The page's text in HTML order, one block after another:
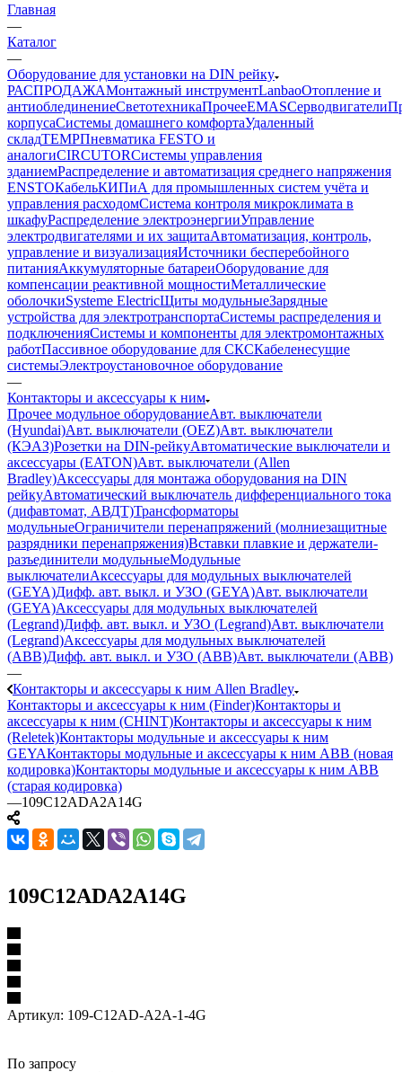
Главная
—
Каталог
—
Оборудование для установки на DIN рейку
РАСПРОДАЖАМонтажный инструментLanbaoОтопление и
антиоблединениеСветотехникаПрочееEMASCерводвигатели
корпусаСистемы домашнего комфортаУдаленный
складTEMPПневматика FESTO и
аналогиCIRCUTORСистемы управления
зданиемРаспределение и автоматизация среднего напряжения
ENSTOКабельКИПиА для промышленных систем учёта и
управления расходомСистема контроля микроклимата в
шкафуРаспределение электроэнергииУправление
электродвигателями и их защитаАвтоматизация, контроль,
управление и визуализацияИсточники бесперебойного
питанияАккумуляторные батареиОборудование для
компенсации реактивной мощностиМеталлические
оболочкиSysteme ElectricЩиты модульныеЗарядные
устройства для электротранспортаСистемы распределения и
подключенияСистемы и компоненты для электромонтажных
работПассивное оборудование для СКСКабеленесущие
системыЭлектроустановочное оборудование
—
Контакторы и аксессуары к ним
Прочее модульное оборудованиеАвт. выключатели
(Hyundai)Авт. выключатели (OEZ)Авт. выключатели
(КЭАЗ)Розетки на DIN-рейкуАвтоматические выключатели и
аксессуары (EATON)Авт. выключатели (Allen
Bradley)Аксессуары для монтажа оборудования на DIN
рейкуАвтоматический выключатель дифференциального тока
(дифавтомат, АВДТ)Трансформаторы
модульныеОграничители перенапряжений (молниезащитные
разрядники перенапряжения)Вставки плавкие и держатели-
разъединители модульныеМодульные
выключателиАксессуары для модульных выключателей
(GEYA)Дифф. авт. выкл. и УЗО (GEYA)Авт. выключатели
(GEYA)Аксессуары для модульных выключателей
(Legrand)Дифф. авт. выкл. и УЗО (Legrand)Авт. выключатели
(Legrand)Аксессуары для модульных выключателей
(ABB)Дифф. авт. выкл. и УЗО (ABB)Авт. выключатели (ABB)
—
Контакторы и аксессуары к ним Allen Bradley
Контакторы и аксессуары к ним (Finder)Контакторы и
аксессуары к ним (CHINT)Контакторы и аксессуары к ним
(Reletek)Контакторы модульные и аксессуары к ним
GEYAКонтакторы модульные и аксессуары к ним ABB (новая
кодировка)Контакторы модульные и аксессуары к ним ABB
(старая кодировка)
—109C12ADA2A14G
109C12ADA2A14G
Артикул: 109-C12AD-A2A-1-4G
По запросу